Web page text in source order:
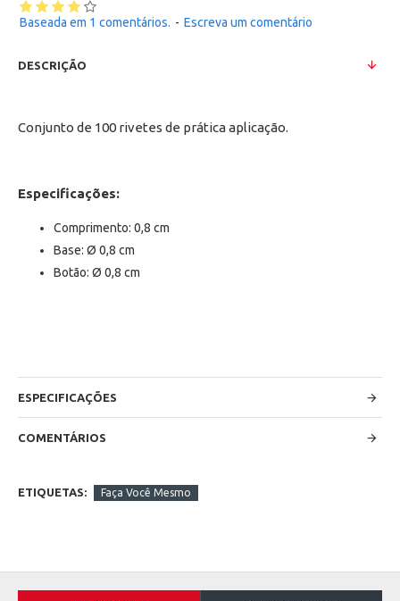
Baseada em 1 comentários. - Escreva um comentário
DESCRIÇÃO
Conjunto de 100 rivetes de prática aplicação.
Especificações:
Comprimento: 0,8 cm
Base: Ø 0,8 cm
Botão: Ø 0,8 cm
ESPECIFICAÇÕES
COMENTÁRIOS
ETIQUETAS: Faça Você Mesmo